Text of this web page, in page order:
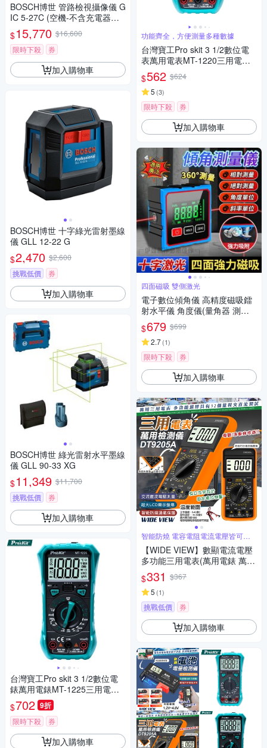
BOSCH博世 管路檢視攝像儀 G
IC 5-27C (空機-不含充電器及
電池)
$15,770 $16,600
限時下殺
券
加入購物車
BOSCH博世 十字綠光雷射墨線
儀 GLL 12-22 G
$2,470 $2,600
挑戰低價
券
加入購物車
BOSCH博世 綠光雷射水平墨線
儀 GLL 90-33 XG
$11,349 $11,700
挑戰低價
券
加入購物車
台灣寶工Pro skit 3 1/2數位電
錶萬用電錶MT-1225三用電表
(自動歸零;防雜訊干擾;可量溫
度直流交流電壓電流電阻電晶
體二極體三極管;雙保險絲;全檔
位保護)
$702 9折
限時下殺 券
加入購物車
功能齊全，方便測量多種數據
台灣寶工Pro skit 3 1/2數位電
表萬用電表MT-1220三用電錶
(自動歸零;防雜訊干擾;可量交
流直流電壓2mA電流電阻電晶
體二極體NCV;雙保險絲;全檔位
保護)
$562 $624
5 (3)
限時下殺 券
加入購物車
四面磁吸 雙側激光
電子數位傾角儀 高精度磁吸鐳
射水平儀 角度儀(量角器 測平
儀 角度尺 角度測量)
$679 $699
2.7(1)
限時下殺 券
加入購物車
智能防燒 電容電阻電流電壓皆可測
量
【WIDE VIEW】數顯電流電壓
多功能三用電表(萬用電錶 萬能
電表 電壓表 電壓測量 電容表/D
T9205A)
$331 $367
5 (1)
挑戰低價 券
加入購物車